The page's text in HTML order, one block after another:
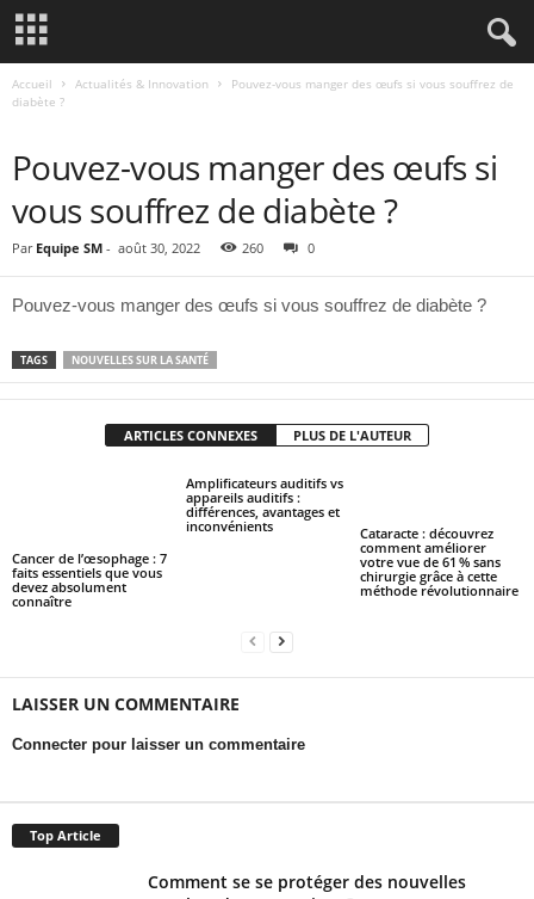
Accueil Actualités & Innovation
Pouvez-vous manger des œufs si vous souffrez de
diabète ?
Pouvez-vous manger des œufs si
vous souffrez de diabète ?
Par Equipe SM - août 30, 2022 260 0
Pouvez-vous manger des œufs si vous souffrez de diabète ?
TAGS NOUVELLES SUR LA SANTÉ
ARTICLES CONNEXES PLUS DE L'AUTEUR
Cancer de l’œsophage : 7
faits essentiels que vous
devez absolument
connaître
Amplificateurs auditifs vs
appareils auditifs :
différences, avantages et
inconvénients
Cataracte : découvrez
comment améliorer
votre vue de 61 % sans
chirurgie grâce à cette
méthode révolutionnaire
LAISSER UN COMMENTAIRE
Connecter pour laisser un commentaire
Top Article
Comment se se protéger des nouvelles